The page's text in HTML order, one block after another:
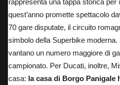
quest’anno promette spettacolo
70 gare disputate, il circuito
simbolo della Superbike moderna.
vantano un numero maggiore di
campionato. Per Ducati, inoltre,
casa: la casa di Borgo Panigale